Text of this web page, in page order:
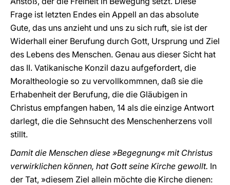
Frage ist letzten Endes ein Appell an das absolute
Gute, das uns anzieht und uns zu sich ruft, sie ist der
Widerhall einer Berufung durch Gott, Ursprung und Ziel
des Lebens des Menschen. Genau aus dieser Sicht hat
das II. Vatikanische Konzil dazu aufgefordert, die
Moraltheologie so zu vervollkommnen, daß sie die
Erhabenheit der Berufung, die die Gläubigen in
Christus empfangen haben, 14 als die einzige Antwort
darlegt, die die Sehnsucht des Menschenherzens voll
stillt.
Damit die Menschen diese »Begegnung« mit Christus
verwirklichen können, hat Gott seine Kirche gewollt. In
der Tat, »diesem Ziel allein möchte die Kirche dienen: